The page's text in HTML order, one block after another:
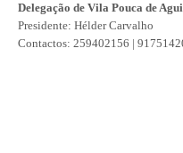
Delegação de Vila Pouca de
Presidente: Hélder Carvalho
Contactos: 259402156 |